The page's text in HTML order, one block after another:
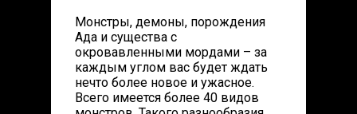
Монстры, демоны, порождения
Ада и существа с
окровавленными мордами – за
каждым углом вас будет ждать
нечто более новое и ужасное.
Всего имеется более 40 видов